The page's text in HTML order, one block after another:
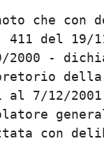
noto
n. 411
2000 -
pretorio
al 7/